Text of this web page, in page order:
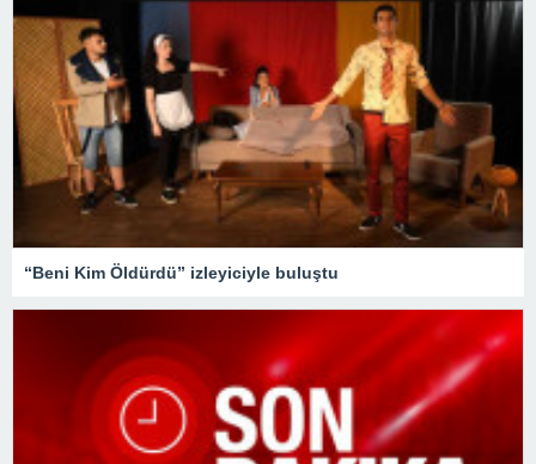
“Beni Kim Öldürdü” izleyiciyle buluştu